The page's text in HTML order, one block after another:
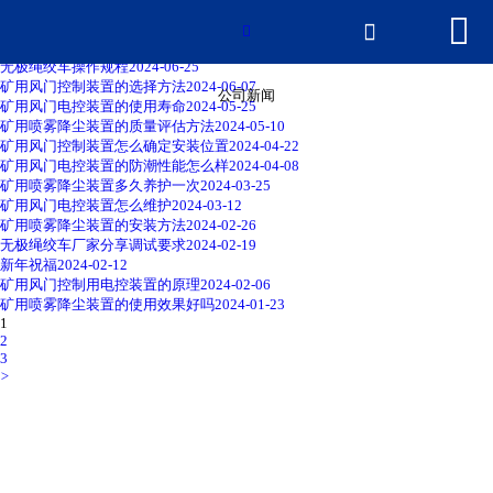
网站首页

公司新闻
 
无极绳绞车操作规程2024-06-25
矿用风门控制装置的选择方法2024-06-07
矿用风门电控装置的使用寿命2024-05-25
矿用喷雾降尘装置的质量评估方法2024-05-10
矿用风门控制装置怎么确定安装位置2024-04-22
矿用风门电控装置的防潮性能怎么样2024-04-08
矿用喷雾降尘装置多久养护一次2024-03-25
矿用风门电控装置怎么维护2024-03-12
矿用喷雾降尘装置的安装方法2024-02-26
无极绳绞车厂家分享调试要求2024-02-19
新年祝福2024-02-12
矿用风门控制用电控装置的原理2024-02-06
矿用喷雾降尘装置的使用效果好吗2024-01-23
1
2
3
>